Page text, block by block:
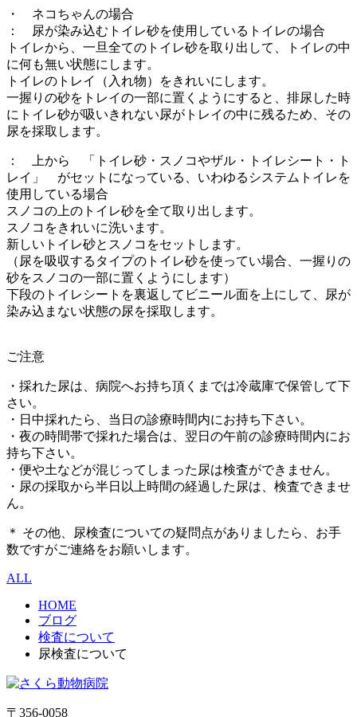
・ ネコちゃんの場合
： 尿が染み込むトイレ砂を使用しているトイレの場合
トイレから、一旦全てのトイレ砂を取り出して、トイレの中
に何も無い状態にします。
トイレのトレイ（入れ物）をきれいにします。
一握りの砂をトレイの一部に置くようにすると、排尿した時
にトイレ砂が吸いきれない尿がトレイの中に残るため、その
尿を採取します。
： 上から 「トイレ砂・スノコやザル・トイレシート・ト
レイ」 がセットになっている、いわゆるシステムトイレを
使用している場合
スノコの上のトイレ砂を全て取り出します。
スノコをきれいに洗います。
新しいトイレ砂とスノコをセットします。
（尿を吸収するタイプのトイレ砂を使ってい場合、一握りの
砂をスノコの一部に置くようにします）
下段のトイレシートを裏返してビニール面を上にして、尿が
染み込まない状態の尿を採取します。
ご注意
・採れた尿は、病院へお持ち頂くまでは冷蔵庫で保管して下
さい。
・日中採れたら、当日の診療時間内にお持ち下さい。
・夜の時間帯で採れた場合は、翌日の午前の診療時間内にお
持ち下さい。
・便や土などが混じってしまった尿は検査ができません。
・尿の採取から半日以上時間の経過した尿は、検査できませ
ん。
＊ その他、尿検査についての疑問点がありましたら、お手
数ですがご連絡をお願いします。
ALL
HOME
ブログ
検査について
尿検査について
〒356-0058